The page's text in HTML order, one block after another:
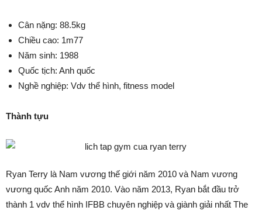
Cân nặng: 88.5kg
Chiều cao: 1m77
Năm sinh: 1988
Quốc tịch: Anh quốc
Nghề nghiệp: Vdv thể hình, fitness model
Thành tựu
Ryan Terry là Nam vương thế giới năm 2010 và Nam vương
vương quốc Anh năm 2010. Vào năm 2013, Ryan bắt đầu trở
thành 1 vdv thể hình IFBB chuyên nghiệp và giành giải nhất The